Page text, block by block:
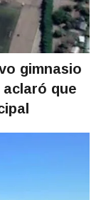
gimnasio
que